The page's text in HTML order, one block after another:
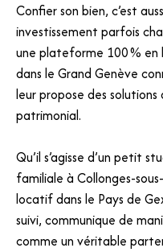
Confier son bien, c’est
investissement parfois
une plateforme 100 % en
dans le Grand Genève
leur propose des
patrimonial.
Qu’il s’agisse d’un petit
familiale à Collonges-
locatif dans le Pays de
suivi, communique de
comme un véritable